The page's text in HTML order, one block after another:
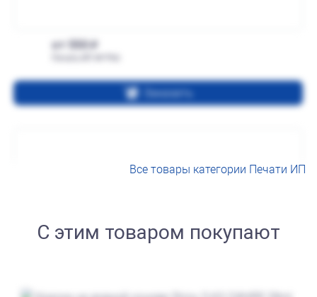
от 550
Заказать
Все товары категории Печати ИП
С этим товаром покупают